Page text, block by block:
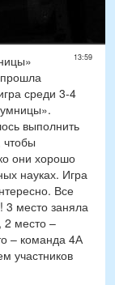
13:59
среди 3-4
выполнить
чтобы
они хорошо
науках. Игра
Все
3 место заняла
2 место –
– команда 4А
участников